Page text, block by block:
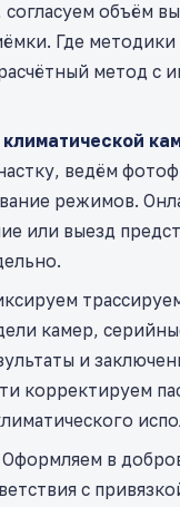
объём
Где методики
метод с
ведём
режимов.
или выезд
камер,
и
корректируем
Оформляем в
с